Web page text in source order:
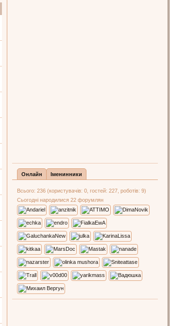
Онлайн Іменинники
Всього: 236 (користувачів: 0, гостей: 227, роботів: 9)
Сьогодні народилися 22 форумлян